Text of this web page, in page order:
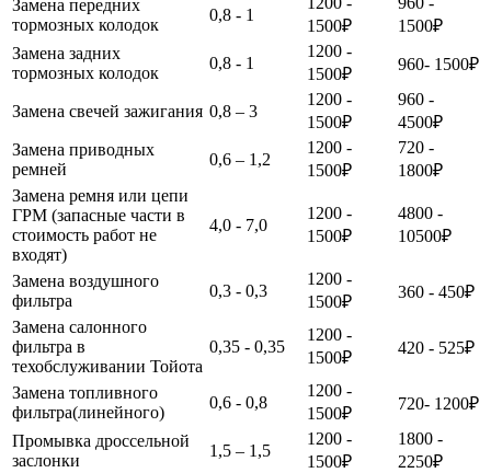
Замена передних
тормозных колодок
0,8 - 1
1500₽
1500₽
Замена задних
тормозных колодок
0,8 - 1
1200 -
1500₽
960- 1500₽
Замена свечей зажигания 0,8 – 3
1200 -
1500₽
960 -
4500₽
Замена приводных
ремней
0,6 – 1,2
1200 -
1500₽
720 -
1800₽
Замена ремня или цепи
ГРМ (запасные части в
стоимость работ не
входят)
4,0 - 7,0
1200 -
1500₽
4800 -
10500₽
Замена воздушного
фильтра
0,3 - 0,3
1200 -
1500₽
360 - 450₽
Замена салонного
фильтра в
техобслуживании Тойота
0,35 - 0,35
1200 -
1500₽
420 - 525₽
Замена топливного
фильтра(линейного)
0,6 - 0,8
1200 -
1500₽
720- 1200₽
Промывка дроссельной
заслонки
1,5 – 1,5
1200 -
1500₽
1800 -
2250₽